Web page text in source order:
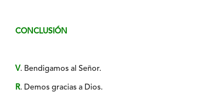
CONCLUSIÓN
V. Bendigamos al Señor.
R. Demos gracias a Dios.